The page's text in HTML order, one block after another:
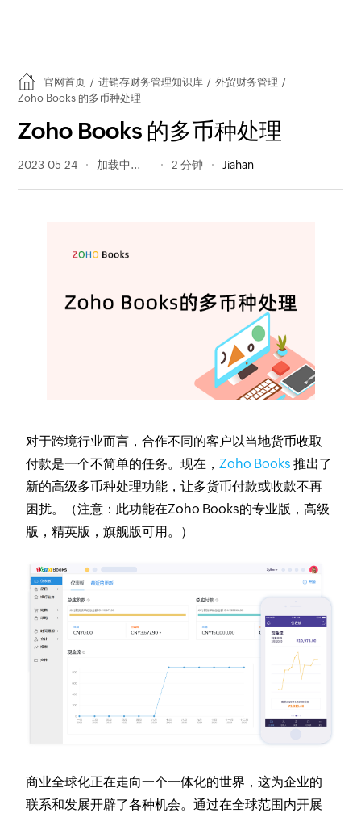
官网首页 / 进销存财务管理知识库 / 外贸财务管理 /
Zoho Books 的多币种处理
Zoho Books 的多币种处理
2023-05-24 196 阅读量 2 分钟 Jiahan
对于跨境行业而言，合作不同的客户以当地货币收取
付款是一个不简单的任务。现在，Zoho Books推出了
新的高级多币种处理功能，让多货币付款或收款不再
困扰。（注意：此功能在Zoho Books的专业版，高级
版，精英版，旗舰版可用。）
商业全球化正在走向一个一体化的世界，这为企业的
联系和发展开辟了各种机会。通过在全球范围内开展